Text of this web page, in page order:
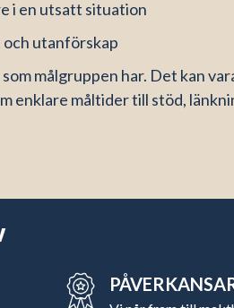
i en utsatt situation
utanförskap
målgruppen har. Det kan
enklare måltider till stöd,